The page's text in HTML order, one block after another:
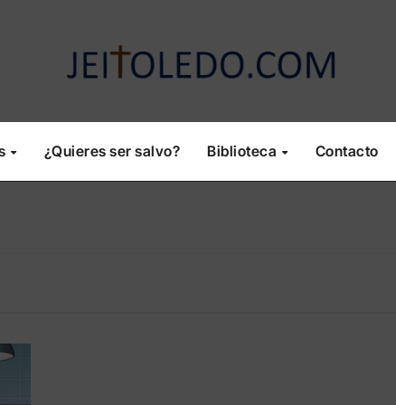
¿Quieres ser salvo? Biblioteca Contacto